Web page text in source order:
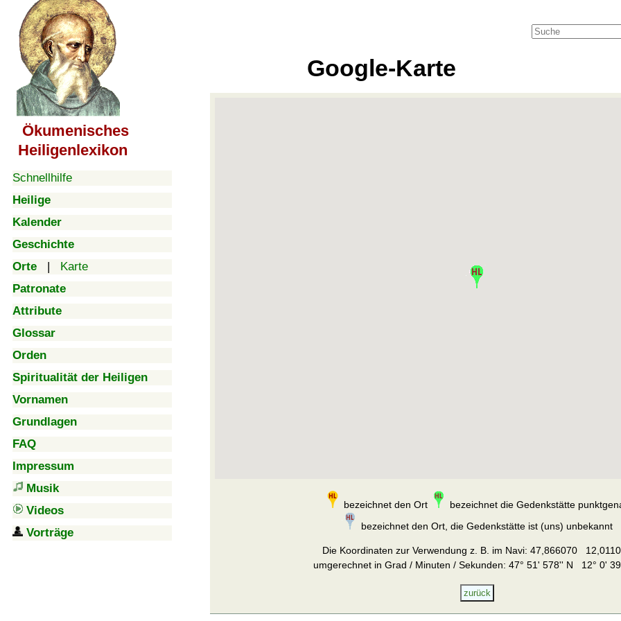
Ökumenisches
Heiligenlexikon
Schnellhilfe
Heilige
Kalender
Geschichte
Orte | Karte
Patronate
Attribute
Glossar
Orden
Spiritualität der Heiligen
Vornamen
Grundlagen
FAQ
Impressum
Musik
Videos
Vorträge
Google-Karte
bezeichnet den Ort
bezeichnet die Gedenkstätte
bezeichnet den Ort, die Gedenkstätte ist (uns) unbekannt
Die Koordinaten zur Verwendung z. B. im Navi: 47,866070
umgerechnet in Grad / Minuten / Sekunden: 47° 51' 578'' N 12° 0'